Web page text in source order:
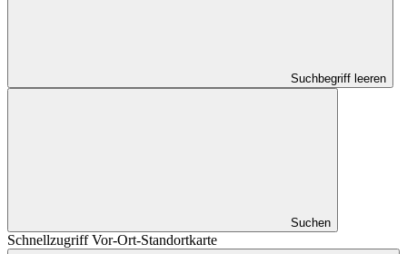
Suchbegriff leeren
Suchen
Schnellzugriff Vor-Ort-Standortkarte